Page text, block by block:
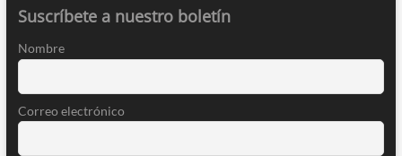
Suscríbete a nuestro boletín
Nombre
Correo electrónico